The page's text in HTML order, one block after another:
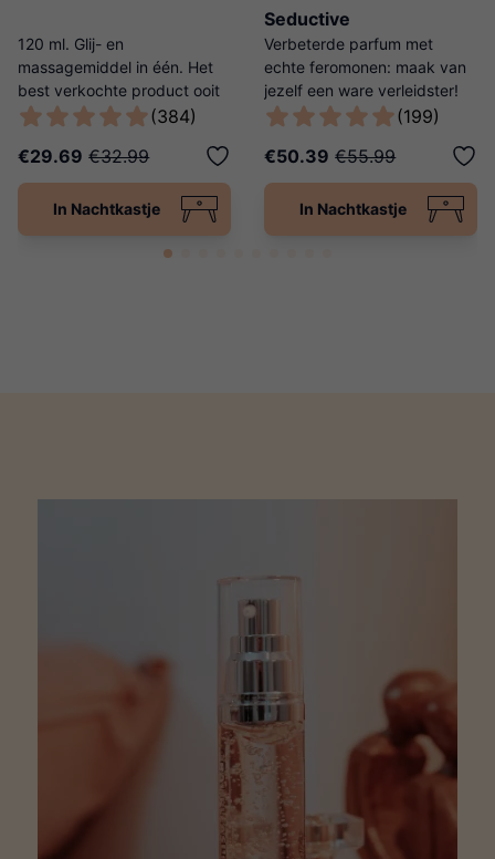
120 ml. Glij- en
massagemiddel in één. Het
best verkochte product ooit
van Ladies Night! (384)
€29.69 €32.99
In Nachtkastje
Seductive
Verbeterde parfum met
echte feromonen: maak van
jezelf een ware verleidster!
(199)
€50.39 €55.99
In Nachtkastje